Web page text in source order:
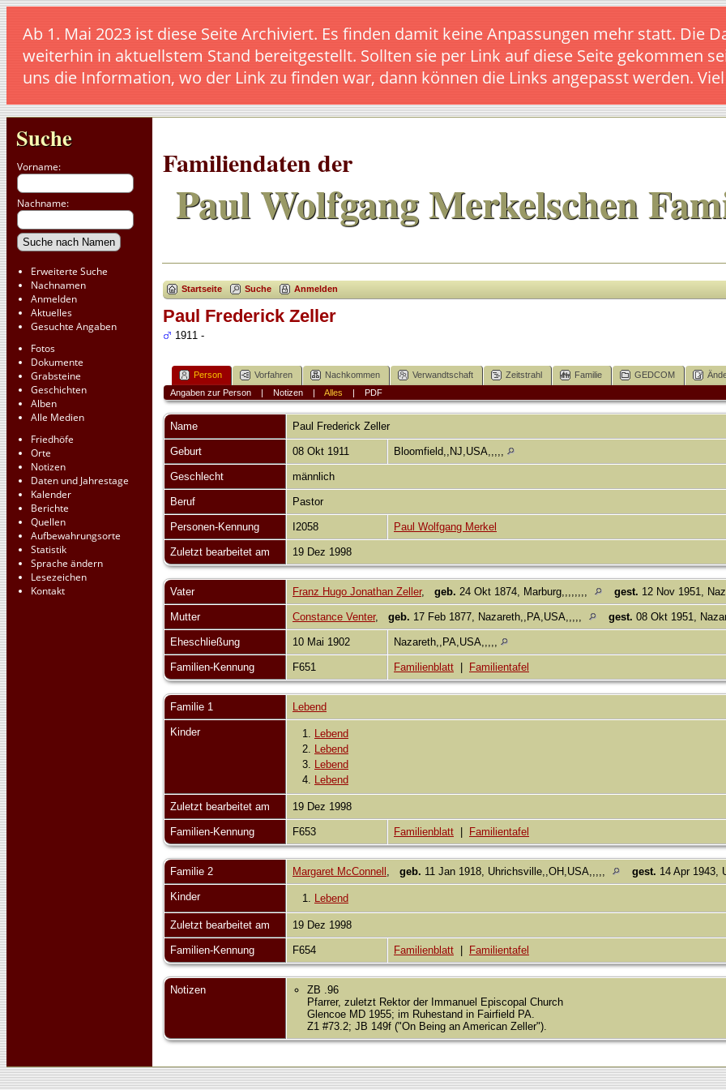
Ab 1. Mai 2023 ist diese Seite Archiviert. Es finden damit keine Anpassungen mehr statt. Die
weiterhin in aktuellstem Stand bereitgestellt. Sollten sie per Link auf diese Seite gekommen
uns die Information, wo der Link zu finden war, dann können die Links angepasst werden.
Suche
Vorname:
Nachname:
Erweiterte Suche
Nachnamen
Anmelden
Aktuelles
Gesuchte Angaben
Fotos
Dokumente
Grabsteine
Geschichten
Alben
Alle Medien
Friedhöfe
Orte
Notizen
Daten und Jahrestage
Kalender
Berichte
Quellen
Aufbewahrungsorte
Statistik
Sprache ändern
Lesezeichen
Kontakt
Familiendaten der
Paul Wolfgang Merkelschen
Startseite Suche Anmelden
Paul Frederick Zeller
1911 -
Person Vorfahren Nachkommen Verwandtschaft Zeitstrahl Familie GEDCOM
Angaben zur Person| Notizen| Alles | PDF
Name Paul Frederick Zeller
Geburt 08 Okt 1911 Bloomfield,,NJ,USA,,,,,
Geschlecht männlich
Beruf Pastor
Personen-Kennung I2058 Paul Wolfgang Merkel
Zuletzt bearbeitet am 19 Dez 1998
Vater Franz Hugo Jonathan Zeller, geb. 24 Okt 1874, Marburg,,,,,,,, gest. 12 Nov 1951,
Mutter Constance Venter, geb. 17 Feb 1877, Nazareth,,PA,USA,,,,, gest. 08 Okt 1951,
Eheschließung 10 Mai 1902 Nazareth,,PA,USA,,,,,
Familien-Kennung F651 Familienblatt Familientafel
Familie 1 Lebend
Kinder 1. Lebend
2. Lebend
3. Lebend
4. Lebend
Zuletzt bearbeitet am 19 Dez 1998
Familien-Kennung F653 Familienblatt Familientafel
Familie 2 Margaret McConnell , geb. 11 Jan 1918, Uhrichsville,,OH,USA,,,,, gest. 14 Apr 1943,
Kinder 1. Lebend
Zuletzt bearbeitet am 19 Dez 1998
Familien-Kennung F654 Familienblatt Familientafel
Notizen
ZB .96
Pfarrer, zuletzt Rektor der Immanuel Episcopal Church
Glencoe MD 1955; im Ruhestand in Fairfield PA.
Z1 #73.2; JB 149f ("On Being an American Zeller").